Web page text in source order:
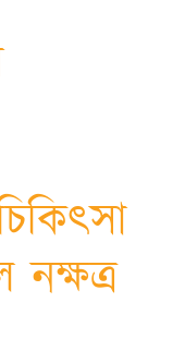
নক্ষত্র